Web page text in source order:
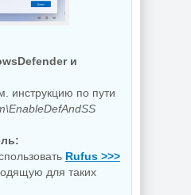
и
инструкцию по пути
Rufus >>>
для таких